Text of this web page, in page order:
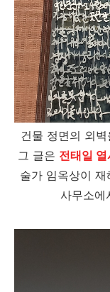
건물 정면의 외
그 글은 전태일
술가 임옥상이
사무소에